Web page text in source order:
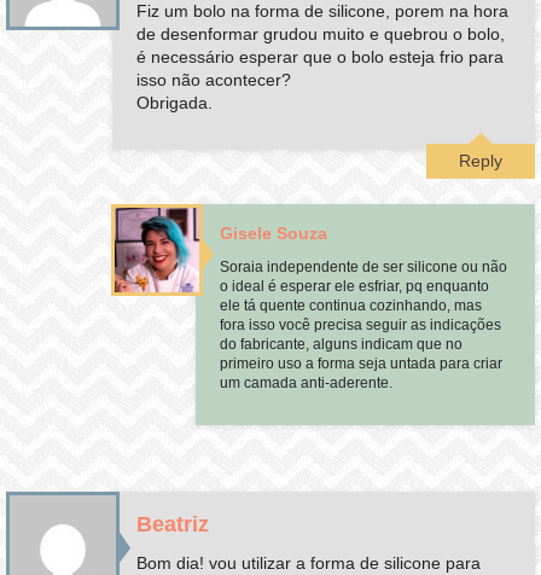
Fiz um bolo na forma de silicone, porem na hora
de desenformar grudou muito e quebrou o bolo,
é necessário esperar que o bolo esteja frio para
isso não acontecer?
Obrigada.
Reply
Gisele Souza
Soraia independente de ser silicone ou não
o ideal é esperar ele esfriar, pq enquanto
ele tá quente continua cozinhando, mas
fora isso você precisa seguir as indicações
do fabricante, alguns indicam que no
primeiro uso a forma seja untada para criar
um camada anti-aderente.
Beatriz
Bom dia! vou utilizar a forma de silicone para